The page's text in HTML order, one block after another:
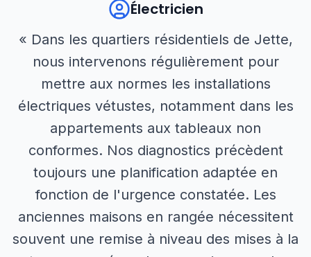
Électricien
« Dans les quartiers résidentiels de Jette,
nous intervenons régulièrement pour
mettre aux normes les installations
électriques vétustes, notamment dans les
appartements aux tableaux non
conformes. Nos diagnostics précèdent
toujours une planification adaptée en
fonction de l'urgence constatée. Les
anciennes maisons en rangée nécessitent
souvent une remise à niveau des mises à la